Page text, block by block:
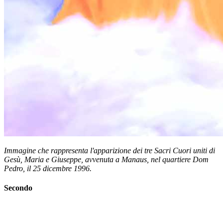
Immagine che rappresenta l'apparizione dei tre Sacri Cuori uniti di
Gesù, Maria e Giuseppe, avvenuta a Manaus, nel quartiere Dom
Pedro, il 25 dicembre 1996.
Secondo